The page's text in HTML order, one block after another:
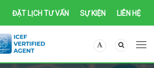
ĐẶT LỊCH TƯ VẤN SỰ KIỆN LIÊN HỆ